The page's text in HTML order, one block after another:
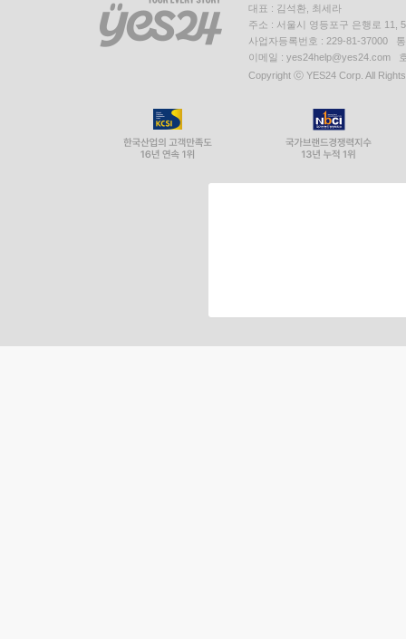
대표 : 김석환, 최세라
주소 : 서울시 영등포구 은행로 11,
사업자등록번호 : 229-81-37000
이메일 : yes24help@yes24.com
Copyright ⓒ YES24 Corp. All